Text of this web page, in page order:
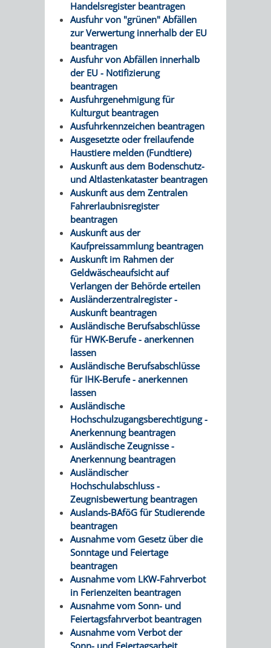
VERMIETUNG
VON
RÄUMEN
/JÜDISCHE
IN
WEINHEIM
KRIEGERDENKMAL
NOTRUFNUMMERN
UND
NOTDIENSTE
PARTEIEN
SOZIALE
SPIELPLÄTZE
SPORTSTÄTTEN
&
BÄDER
VERANSTALTUNGSRÄUME
STADTHALLE
ROLF-
HAUS
BÜRGERSAAL
IM
ALTEN
RATHAUS
Handelsregister beantragen
Ausfuhr von "grünen" Abfällen
zur Verwertung innerhalb der EU
beantragen
Ausfuhr von Abfällen innerhalb
der EU - Notifizierung
beantragen
Ausfuhrgenehmigung für
Kulturgut beantragen
Ausfuhrkennzeichen beantragen
Ausgesetzte oder freilaufende
Haustiere melden (Fundtiere)
Auskunft aus dem Bodenschutz-
und Altlastenkataster beantragen
Auskunft aus dem Zentralen
Fahrerlaubnisregister
beantragen
Auskunft aus der
Kaufpreissammlung beantragen
Auskunft im Rahmen der
Geldwäscheaufsicht auf
Verlangen der Behörde erteilen
Ausländerzentralregister -
Auskunft beantragen
Ausländische Berufsabschlüsse
für HWK-Berufe - anerkennen
lassen
Ausländische Berufsabschlüsse
für IHK-Berufe - anerkennen
lassen
Ausländische
Hochschulzugangsberechtigung -
Anerkennung beantragen
Ausländische Zeugnisse -
Anerkennung beantragen
Ausländischer
Hochschulabschluss -
Zeugnisbewertung beantragen
Auslands-BAföG für Studierende
beantragen
Ausnahme vom Gesetz über die
Sonntage und Feiertage
beantragen
Ausnahme vom LKW-Fahrverbot
in Ferienzeiten beantragen
Ausnahme vom Sonn- und
Feiertagsfahrverbot beantragen
Ausnahme vom Verbot der
Sonn- und Feiertagsarbeit